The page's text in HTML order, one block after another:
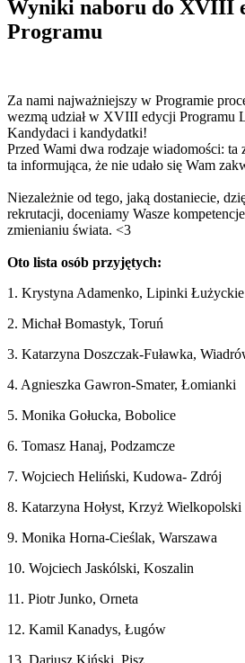
Wyniki naboru do XVIII
Programu
Za nami najważniejszy w Programie
wezmą udział w XVIII edycji Programu
Kandydaci i kandydatki!
Przed Wami dwa rodzaje wiadomości: ta
ta informująca, że nie udało się Wam
Niezależnie od tego, jaką dostaniecie,
rekrutacji, doceniamy Wasze
zmienianiu świata. <3
Oto lista osób przyjętych:
1. Krystyna Adamenko, Lipinki Łużyckie
2. Michał Bomastyk, Toruń
3. Katarzyna Doszczak-Fuławka,
4. Agnieszka Gawron-Smater, Łomianki
5. Monika Gołucka, Bobolice
6. Tomasz Hanaj, Podzamcze
7. Wojciech Heliński, Kudowa- Zdrój
8. Katarzyna Hołyst, Krzyż Wielkopolski
9. Monika Horna-Cieślak, Warszawa
10. Wojciech Jaskólski, Koszalin
11. Piotr Junko, Orneta
12. Kamil Kanadys, Ługów
13. Dariusz Kiński, Pisz